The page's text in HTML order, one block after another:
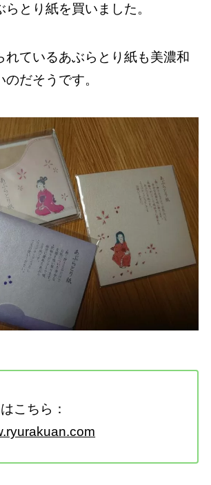
とり紙を買いました。
れているあぶらとり紙も美濃和
だそうです。
こちら：